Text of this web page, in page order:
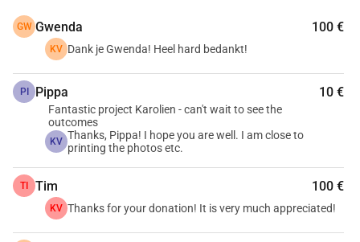
kontaktade jag själv eftersom jag kände att de skulle vara
intresserade av att samarbeta.
Jag har nu porträtterat 17 personer och ser fram emot en
utställning i oktober 2026 (Rekem, Belgien), maj/juni 2027
(Tienen, Belgien) och oktober 2027 (Triangel, St Vith).
Jag söker medel för att hjälpa mig att betala kostnaderna
för att trycka foton och texter.
All hjälp skulle vara mycket uppskattad!
Stort tack för din hjälp.
Vänliga hälsningar,
GW Gwenda 100 €
KV Dank je Gwenda! Heel hard bedankt!
PI Pippa 10 €
Fantastic project Karolien - can't wait to see the
outcomes
KV Thanks, Pippa! I hope you are well. I am close to
printing the photos etc.
TI Tim 100 €
KV Thanks for your donation! It is very much appreciated!